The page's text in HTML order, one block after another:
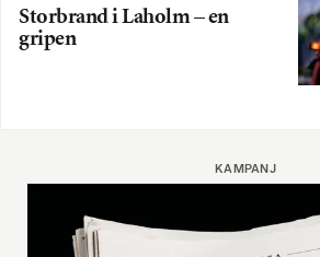
Storbrand i Laholm – en
gripen
KAMPANJ